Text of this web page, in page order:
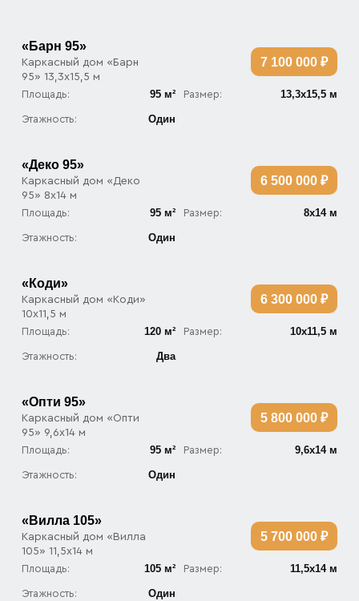
«Барн 95»
Каркасный дом «Барн
95» 13,3х15,5 м
7 100 000 ₽
Площадь: 95 м² Размер: 13,3х15,5 м
Этажность: Один
«Деко 95»
Каркасный дом «Деко
95» 8х14 м
6 500 000 ₽
Площадь: 95 м² Размер: 8х14 м
Этажность: Один
«Коди»
Каркасный дом «Коди»
10х11,5 м
6 300 000 ₽
Площадь: 120 м² Размер: 10х11,5 м
Этажность: Два
«Опти 95»
Каркасный дом «Опти
95» 9,6х14 м
5 800 000 ₽
Площадь: 95 м² Размер: 9,6х14 м
Этажность: Один
«Вилла 105»
Каркасный дом «Вилла
105» 11,5х14 м
5 700 000 ₽
Площадь: 105 м² Размер: 11,5х14 м
Этажность: Один